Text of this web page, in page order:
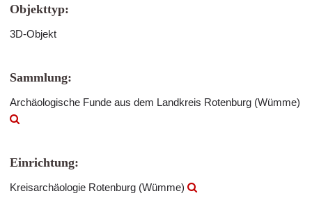
Objekttyp:
3D-Objekt
Sammlung:
Archäologische Funde aus dem Landkreis Rotenburg (Wümme)
Einrichtung:
Kreisarchäologie Rotenburg (Wümme)